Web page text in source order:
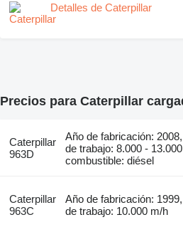
Detalles de Caterpillar
Precios para Caterpillar
Caterpillar
963D
Año de fabricación:
de trabajo: 8.000 -
combustible: diésel
Caterpillar
963C
Año de fabricación:
de trabajo: 10.000 m/h